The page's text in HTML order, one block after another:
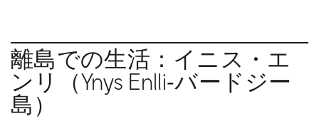
離島での生活：イニス・エ
ンリ（Ynys Enlli‐バードジー
島）